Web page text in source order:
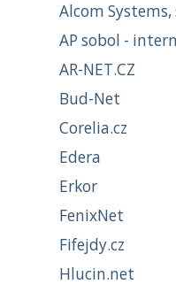
Alcom Systems,
AP sobol -
AR-NET.CZ
Bud-Net
Corelia.cz
Edera
Erkor
FenixNet
Fifejdy.cz
Hlucin.net